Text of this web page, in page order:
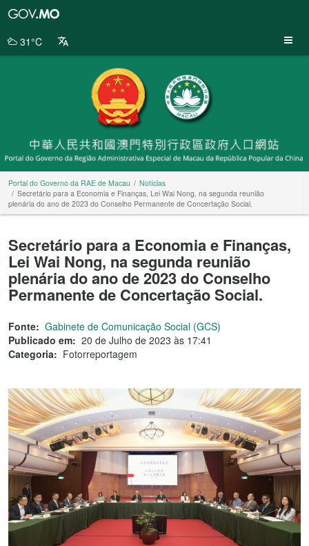
da
31°C
Portal do Governo da RAE de Macau
Notícias
Secretário para a Economia e Finanças, Lei Wai Nong, na segunda reunião
plenária do ano de 2023 do Conselho Permanente de Concertação Social.
Secretário para a Economia e Finanças,
Lei Wai Nong, na segunda reunião
plenária do ano de 2023 do Conselho
Permanente de Concertação Social.
Fonte: Gabinete de Comunicação Social (GCS)
Publicado em: 20 de Julho de 2023 às 17:41
Categoria: Fotorreportagem